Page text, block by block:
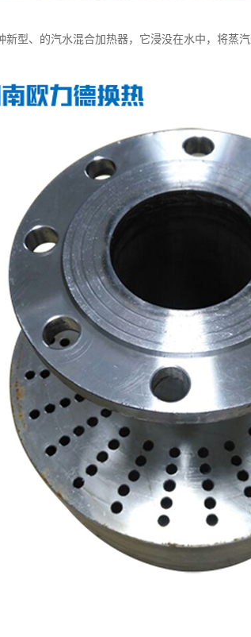
型、的汽水混合加热器，它浸没在水中，将蒸